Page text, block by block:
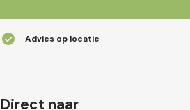
Advies op locatie
Direct naar